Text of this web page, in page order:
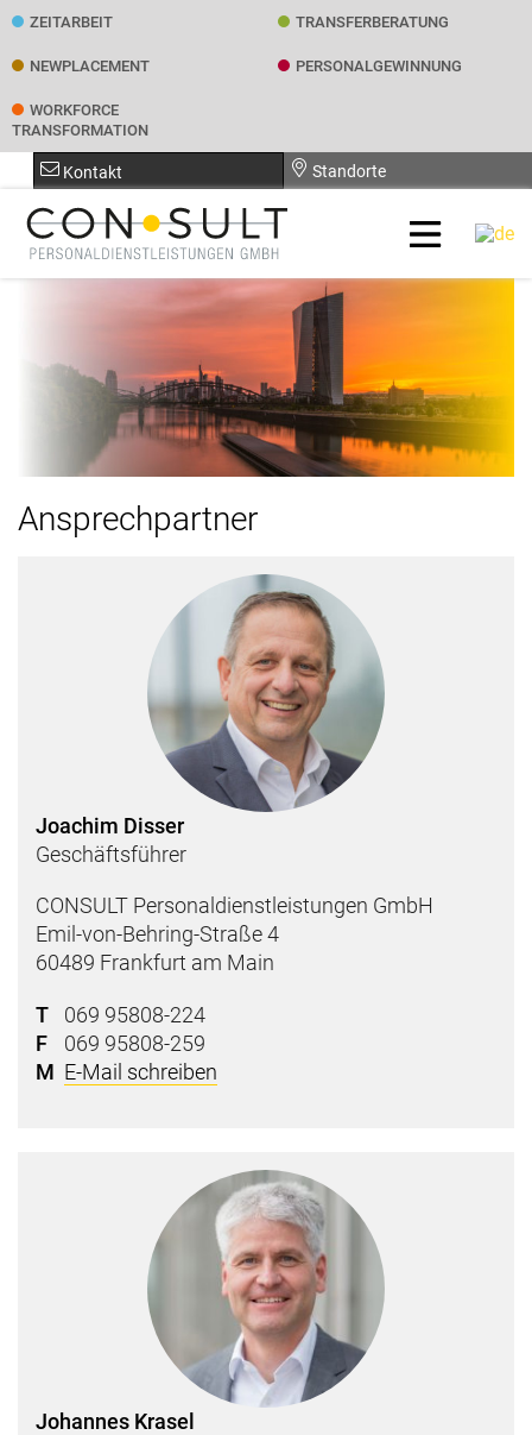
ZEITARBEIT TRANSFER­BERATUNG
NEWPLACEMENT PERSONAL­GEWINNUNG
WORKFORCE
TRANSFORMATION
Kontakt Standorte
Ansprechpartner
Joachim Disser
Geschäftsführer
CONSULT Personaldienstleistungen GmbH
Emil-von-Behring-Straße 4
60489 Frankfurt am Main
T
069 95808-224
F
069 95808-259
M E-Mail schreiben
Johannes Krasel